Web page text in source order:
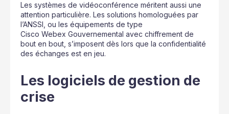
Les systèmes de vidéoconférence méritent aussi une
attention particulière. Les solutions homologuées par
l’ANSSI, ou les équipements de type
Cisco Webex Gouvernemental avec chiffrement de
bout en bout, s’imposent dès lors que la confidentialité
des échanges est en jeu.
Les logiciels de gestion de
crise